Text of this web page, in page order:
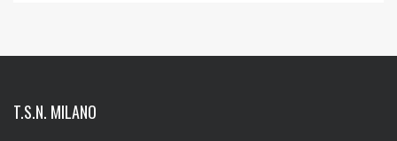
T.S.N. MILANO